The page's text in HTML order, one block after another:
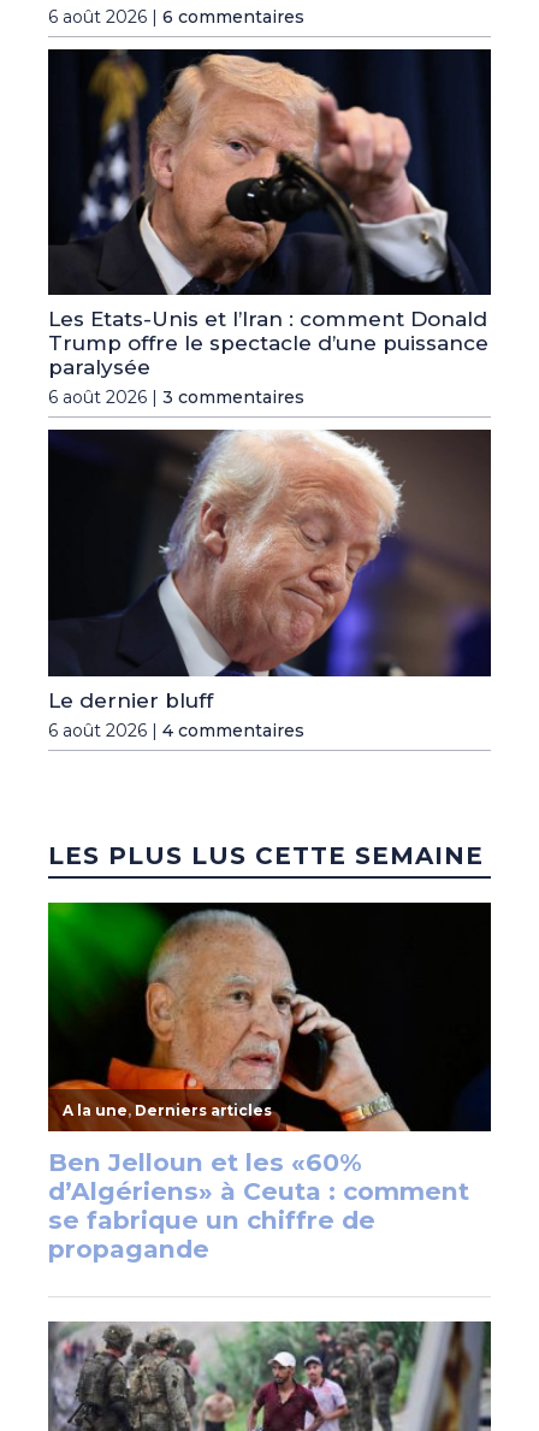
6 août 2026 | 6 commentaires
Les Etats-Unis et l’Iran : comment Donald
Trump offre le spectacle d’une puissance
paralysée
6 août 2026 | 3 commentaires
Le dernier bluff
6 août 2026 | 4 commentaires
LES PLUS LUS CETTE SEMAINE